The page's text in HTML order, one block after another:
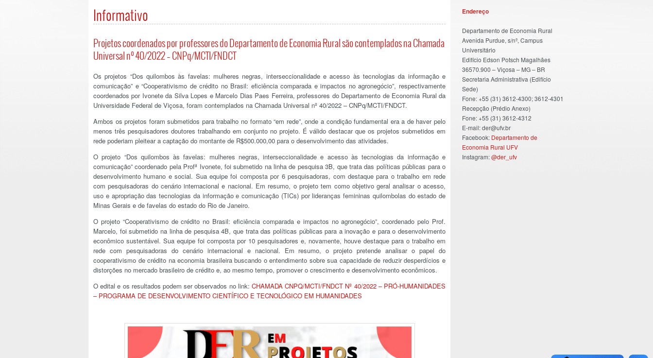
Endereço
Departamento de Economia Rural
Avenida Purdue, s/nº, Campus
Universitário
Edifício Edson Potsch Magalhães
36570.900 – Viçosa – MG – BR
Secretaria Administrativa (Edifício
Sede)
Fone: +55 (31) 3612-4300; 3612-4301
Recepção (Prédio Anexo)
Fone: +55 (31) 3612-4312
E-mail: der@ufv.br
Facebook: Departamento de
Economia Rural UFV
Instagram:@der_ufv
Informativo
Projetos coordenados por professores do Departamento de Economia Rural são contemplados na Chamada
Universal nº 40/2022 – CNPq/MCTI/FNDCT
Os projetos “Dos quilombos às favelas: mulheres negras, interseccionalidade e acesso às tecnologias da informação e
comunicação” e“Cooperativismo de crédito no Brasil: eficiência comparada e impactos no agronegócio”, respectivamente
coordenados por Ivonete da Silva Lopes e Marcelo Dias Paes Ferreira, professores do Departamento de Economia Rural da
Universidade Federal de Viçosa, foram contemplados na Chamada Universal nº 40/2022 – CNPq/MCTI/FNDCT.
Ambos os projetos foram submetidos para trabalho no formato “em rede”, onde a condição fundamental era a de haver pelo
menos três pesquisadores doutores trabalhando em conjunto no projeto. É válido destacar que os projetos submetidos em
rede poderiam pleitear a captação do montante de R$500.000,00 para o desenvolvimento das atividades.
O projeto “Dos quilombos às favelas: mulheres negras, interseccionalidade e acesso às tecnologias da informação e
comunicação” coordenado pela Profª Ivonete, foi submetido na linha de pesquisa 3B, que trata das políticas públicas para o
desenvolvimento humano e social. Sua equipe foi composta por 6 pesquisadoras, com destaque para o trabalho em rede
com pesquisadoras do cenário internacional e nacional. Em resumo, o projeto tem como objetivo geral analisar o acesso,
uso e apropriação das tecnologias da informação e comunicação (TICs) por lideranças femininas quilombolas do estado de
Minas Gerais e de favelas do estado do Rio de Janeiro.
O projeto “Cooperativismo de crédito no Brasil: eficiência comparada e impactos no agronegócio”, coordenado pelo Prof.
Marcelo, foi submetido na linha de pesquisa 4B, que trata das políticas públicas para a inovação e para o desenvolvimento
econômico sustentável. Sua equipe foi composta por 10 pesquisadores e, novamente, houve destaque para o trabalho em
rede com pesquisadoras do cenário internacional e nacional. Em resumo, o projeto pretende analisar o papel do
cooperativismo de crédito na economia brasileira buscando o entendimento sobre sua capacidade de reduzir desperdícios e
distorções no mercado brasileiro de crédito e, ao mesmo tempo, promover o crescimento e desenvolvimento econômicos.
O edital e os resultados podem ser observados no link: CHAMADA CNPQ/MCTI/FNDCT Nº 40/2022 – PRÓ-HUMANIDADES
– PROGRAMA DE DESENVOLVIMENTO CIENTÍFICO E TECNOLÓGICO EM HUMANIDADES